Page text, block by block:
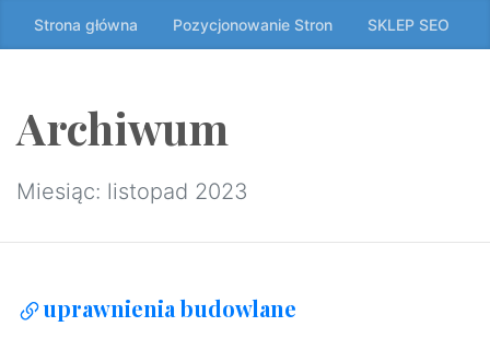
Przeskocz
do
Strona główna Pozycjonowanie Stron SKLEP SEO
Archiwum
Miesiąc: listopad 2023
uprawnienia budowlane